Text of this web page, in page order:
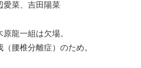
愛菜、吉田陽菜
龍一組は欠場。
腰椎分離症）のため。